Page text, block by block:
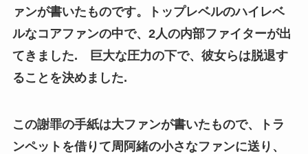
ァンが書いたものです。トップレベルのハイレベ
ルなコアファンの中で、2人の内部ファイターが出
てきました. 巨大な圧力の下で、彼女らは脱退す
ることを決めました.
この謝罪の手紙は大ファンが書いたもので、トラ
ンペットを借りて周阿緒の小さなファンに送り、